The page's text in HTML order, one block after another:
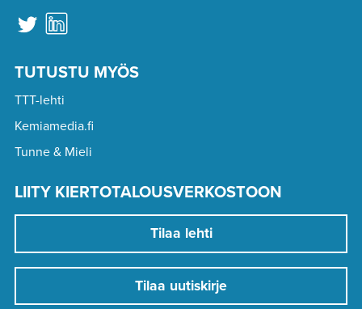
TUTUSTU MYÖS
TTT-lehti
Kemiamedia.fi
Tunne & Mieli
LIITY KIERTOTALOUSVERKOSTOON
Tilaa lehti
Tilaa uutiskirje